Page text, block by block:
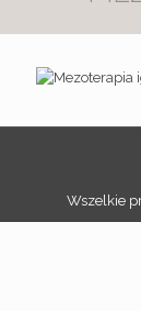
Wszelkie